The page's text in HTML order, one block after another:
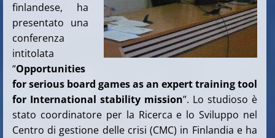
finlandese, ha
presentato una
conferenza
intitolata
“Opportunities
for serious board games as an expert training tool
for International stability mission”. Lo studioso è
stato coordinatore per la Ricerca e lo Sviluppo nel
Centro di gestione delle crisi (CMC) in Finlandia e ha